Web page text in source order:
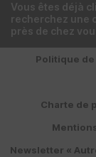
Vous êtes déjà
recherchez une
près de chez
Politique
Charte de
Newsletter «